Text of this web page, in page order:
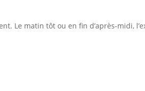
Le matin tôt ou en fin d’après-midi,